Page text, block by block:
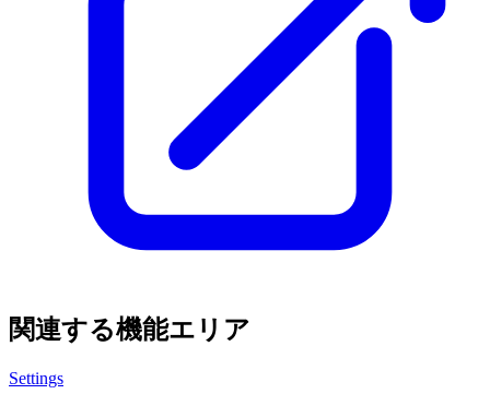
関連する機能エリア
Settings